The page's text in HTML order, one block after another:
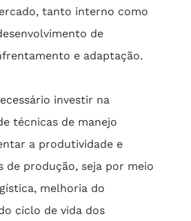
tanto interno como
de
e adaptação.
investir na
técnicas de manejo
a produtividade e
de produção, seja por meio
melhoria do
ciclo de vida dos